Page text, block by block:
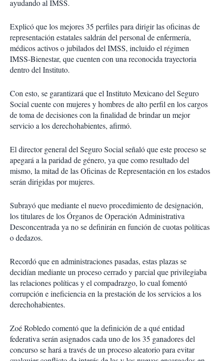
ayudando al IMSS.
Explicó que los mejores 35 perfiles para dirigir las oficinas de
representación estatales saldrán del personal de enfermería,
médicos activos o jubilados del IMSS, incluido el régimen
IMSS-Bienestar, que cuenten con una reconocida trayectoria
dentro del Instituto.
Con esto, se garantizará que el Instituto Mexicano del Seguro
Social cuente con mujeres y hombres de alto perfil en los cargos
de toma de decisiones con la finalidad de brindar un mejor
servicio a los derechohabientes, afirmó.
El director general del Seguro Social señaló que este proceso se
apegará a la paridad de género, ya que como resultado del
mismo, la mitad de las Oficinas de Representación en los estados
serán dirigidas por mujeres.
Subrayó que mediante el nuevo procedimiento de designación,
los titulares de los Órganos de Operación Administrativa
Desconcentrada ya no se definirán en función de cuotas políticas
o dedazos.
Recordó que en administraciones pasadas, estas plazas se
decidían mediante un proceso cerrado y parcial que privilegiaba
las relaciones políticas y el compadrazgo, lo cual fomentó
corrupción e ineficiencia en la prestación de los servicios a los
derechohabientes.
Zoé Robledo comentó que la definición de a qué entidad
federativa serán asignados cada uno de los 35 ganadores del
concurso se hará a través de un proceso aleatorio para evitar